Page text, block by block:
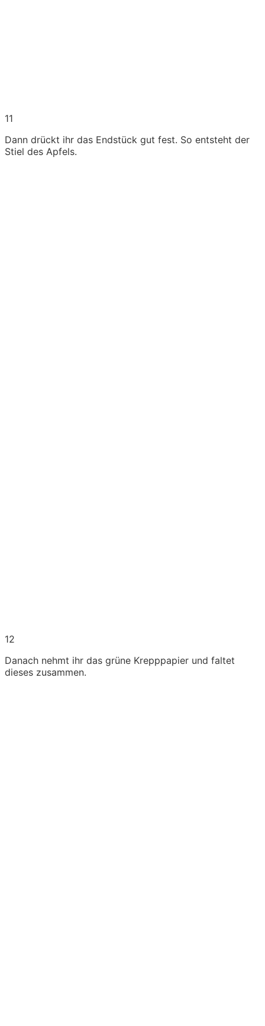
11
Dann drückt ihr das Endstück gut fest. So entsteht der
Stiel des Apfels.
12
Danach nehmt ihr das grüne Krepppapier und faltet
dieses zusammen.